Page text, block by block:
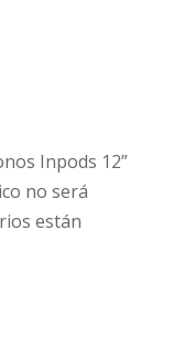
Inpods 12”
no será
están